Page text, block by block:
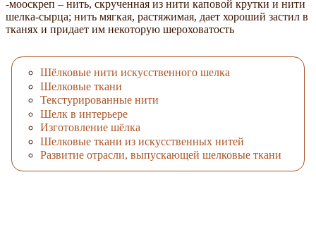
-мооскреп – нить, скрученная из нити каповой крутки и нити
шелка-сырца; нить мягкая, растяжимая, дает хороший застил в
тканях и придает им некоторую шероховатость
Шёлковые нити искусственного шелка
Шелковые ткани
Текстурированные нити
Шелк в интерьере
Изготовление шёлка
Шелковые ткани из искусственных нитей
Развитие отрасли, выпускающей шелковые ткани